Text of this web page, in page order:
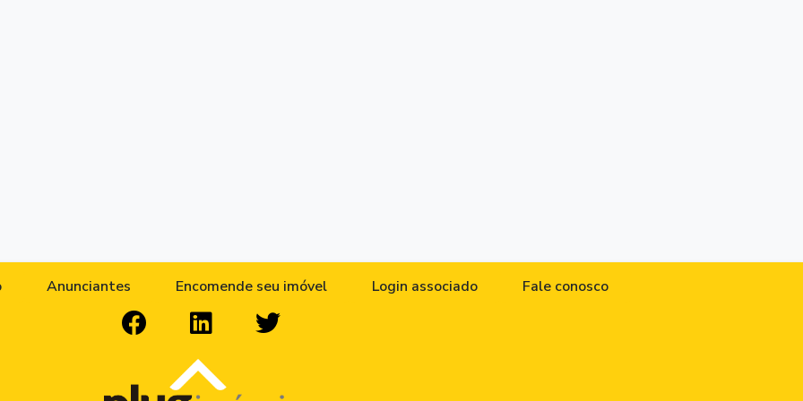
Anunciantes Encomende seu imóvel Login associado Fale conosco